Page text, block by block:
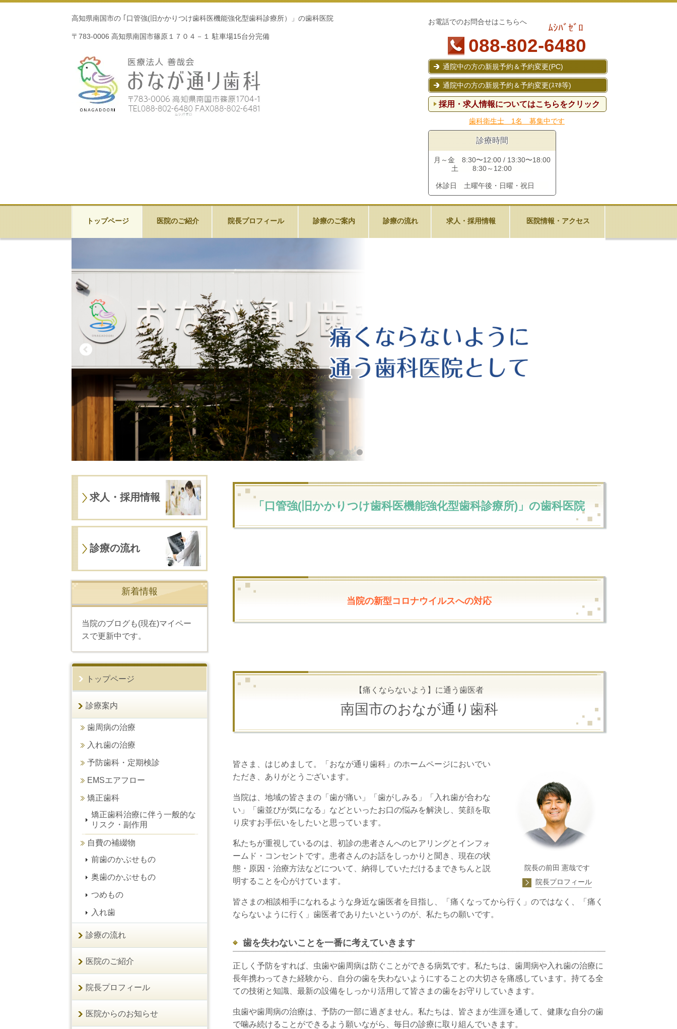
高知県南国市の ｢口管強(旧かかりつけ歯科医機能強化型歯科診療所）」の歯科医院
〒783-0006 高知県南国市篠原１７０４－１ 駐車場15台分完備
お電話でのお問合せはこちらへ
ﾑｼﾊﾞｾﾞﾛ
088-802-6480
通院中の方の新規予約＆予約変更(PC)
通院中の方の新規予約＆予約変更(ｽﾏﾎ等)
採用・求人情報についてはこちらをクリック
歯科衛生士 1名 募集中です
診療時間
月～金 8:30〜12:00 / 13:30〜18:00
土 8:30～12:00
休診日 土曜午後・日曜・祝日
トップページ 医院のご紹介 院長プロフィール 診療のご案内 診療の流れ 求人・採用情報 医院情報・アクセス
「口管強(旧かかりつけ歯科医機能強化型歯科診療所)」の歯科医院
当院の新型コロナウイルスへの対応
【痛くならないよう】に通う歯医者
南国市のおなが通り歯科
院長の前田 憲哉です
院長プロフィール
皆さま、はじめまして。「おなが通り歯科」のホームページにおいでい
ただき、ありがとうございます。
当院は、地域の皆さまの「歯が痛い」「歯がしみる」「入れ歯が合わな
い」「歯並びが気になる」などといったお口の悩みを解決し、笑顔を取
り戻すお手伝いをしたいと思っています。
私たちが重視しているのは、初診の患者さんへのヒアリングとインフォ
ームド・コンセントです。患者さんのお話をしっかりと聞き、現在の状
態・原因・治療方法などについて、納得していただけるまできちんと説
明することを心がけています。
皆さまの相談相手になれるような身近な歯医者を目指し、「痛くなってから行く」のではなく、「痛く
ならないように行く」歯医者でありたいというのが、私たちの願いです。
歯を失わないことを一番に考えていきます
正しく予防をすれば、虫歯や歯周病は防ぐことができる病気です。私たちは、歯周病や入れ歯の治療に
長年携わってきた経験から、自分の歯を失わないようにすることの大切さを痛感しています。持てる全
ての技術と知識、最新の設備をしっかり活用して皆さまの歯をお守りしていきます。
虫歯や歯周病の治療は、予防の一部に過ぎません。私たちは、皆さまが生涯を通して、健康な自分の歯
で噛み続けることができるよう願いながら、毎日の診療に取り組んでいきます。
求人・採用情報
診療の流れ
新着情報
当院のブログも(現在)マイペー
スで更新中です。
トップページ
診療案内
歯周病の治療
入れ歯の治療
予防歯科・定期検診
EMSエアフロー
矯正歯科
矯正歯科治療に伴う一般的な
リスク・副作用
自費の補綴物
前歯のかぶせもの
奥歯のかぶせもの
つめもの
入れ歯
診療の流れ
医院のご紹介
院長プロフィール
医院からのお知らせ